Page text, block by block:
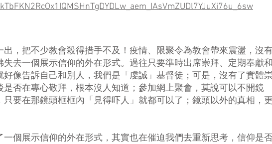
出，把不少教會殺得措手不及！疫情、限聚令為教會帶來震盪，沒
失去一個展示信仰的外在形式。過往只要準時出席崇拜、定期奉獻和
好像告訴自己和別人，我們是「虔誠」基督徒；可是，沒有了實體崇
是否在專心敬拜，根本沒人知道；參加網上聚會，莫說可以不開鏡
只要在那鏡頭框框內「見得吓人」就都可以了；鏡頭以外的真相，更
一個展示信仰的外在形式，其實也在催迫我們去重新思考，信仰是